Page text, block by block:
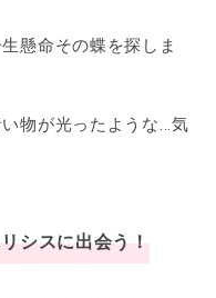
懸命その蝶を探しま
物が光ったような...気
シスに出会う！